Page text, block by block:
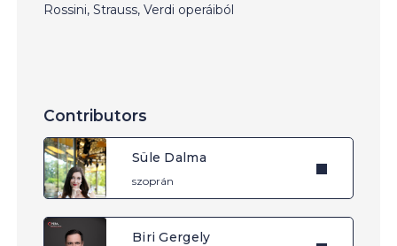
Rossini, Strauss, Verdi operáiból
Contributors
Süle Dalma
szoprán
Biri Gergely